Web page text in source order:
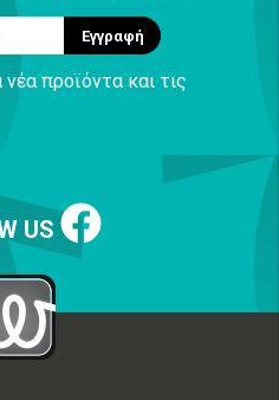
Εγγραφή
προϊόντα και τις
US